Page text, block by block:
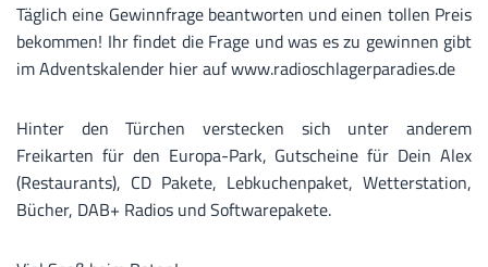
Täglich eine Gewinnfrage beantworten und einen tollen Preis
bekommen! Ihr findet die Frage und was es zu gewinnen gibt
im Adventskalender hier auf www.radioschlagerparadies.de
Hinter den Türchen verstecken sich unter anderem
Freikarten für den Europa-Park, Gutscheine für Dein Alex
(Restaurants), CD Pakete, Lebkuchenpaket, Wetterstation,
Bücher, DAB+ Radios und Softwarepakete.